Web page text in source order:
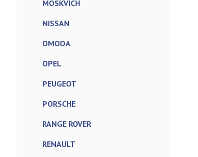
MOSKVICH
NISSAN
OMODA
OPEL
PEUGEOT
PORSCHE
RANGE ROVER
RENAULT